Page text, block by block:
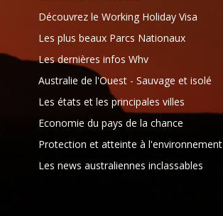
Découvrez le Working Holiday Visa
Les plus beaux Parcs Nationaux
Les dernières infos Whv
Australie de l'Ouest - Sauvage et isolé
Les états et les principales villes
Economie du pays de la chance
Protection et atteinte à l'environnement
Les news australiennes inclassables